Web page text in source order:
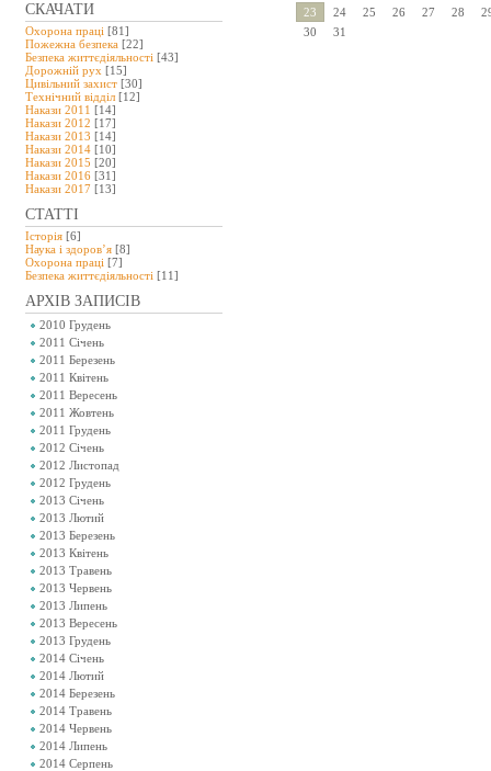
СКАЧАТИ
Охорона праці [81]
Пожежна безпека [22]
Безпека життєдіяльності [43]
Дорожній рух [15]
Цивільний захист [30]
Технічний відділ [12]
Накази 2011 [14]
Накази 2012 [17]
Накази 2013 [14]
Накази 2014 [10]
Накази 2015 [20]
Накази 2016 [31]
Накази 2017 [13]
СТАТТІ
Історія [6]
Наука і здоров’я [8]
Охорона праці [7]
Безпeка життєдіяльності [11]
АРХІВ ЗАПИСІВ
2010 Грудень
2011 Січень
2011 Березень
2011 Квітень
2011 Вересень
2011 Жовтень
2011 Грудень
2012 Січень
2012 Листопад
2012 Грудень
2013 Січень
2013 Лютий
2013 Березень
2013 Квітень
2013 Травень
2013 Червень
2013 Липень
2013 Вересень
2013 Грудень
2014 Січень
2014 Лютий
2014 Березень
2014 Травень
2014 Червень
2014 Липень
2014 Серпень
23
24 25 26 27 28
30
31